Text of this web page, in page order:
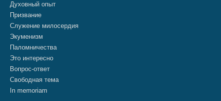
Духовный опыт
Призвание
Служение милосердия
Экуменизм
Паломничества
Это интересно
Вопрос-ответ
Свободная тема
In memoriam